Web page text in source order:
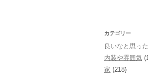
カテゴリー
良いなと思っ
内装や雰囲気
家 (218)